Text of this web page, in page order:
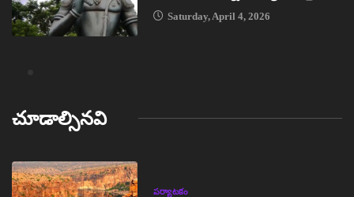
Saturday, April 4, 2026
చూడాల్సినవి
పర్యాటకం